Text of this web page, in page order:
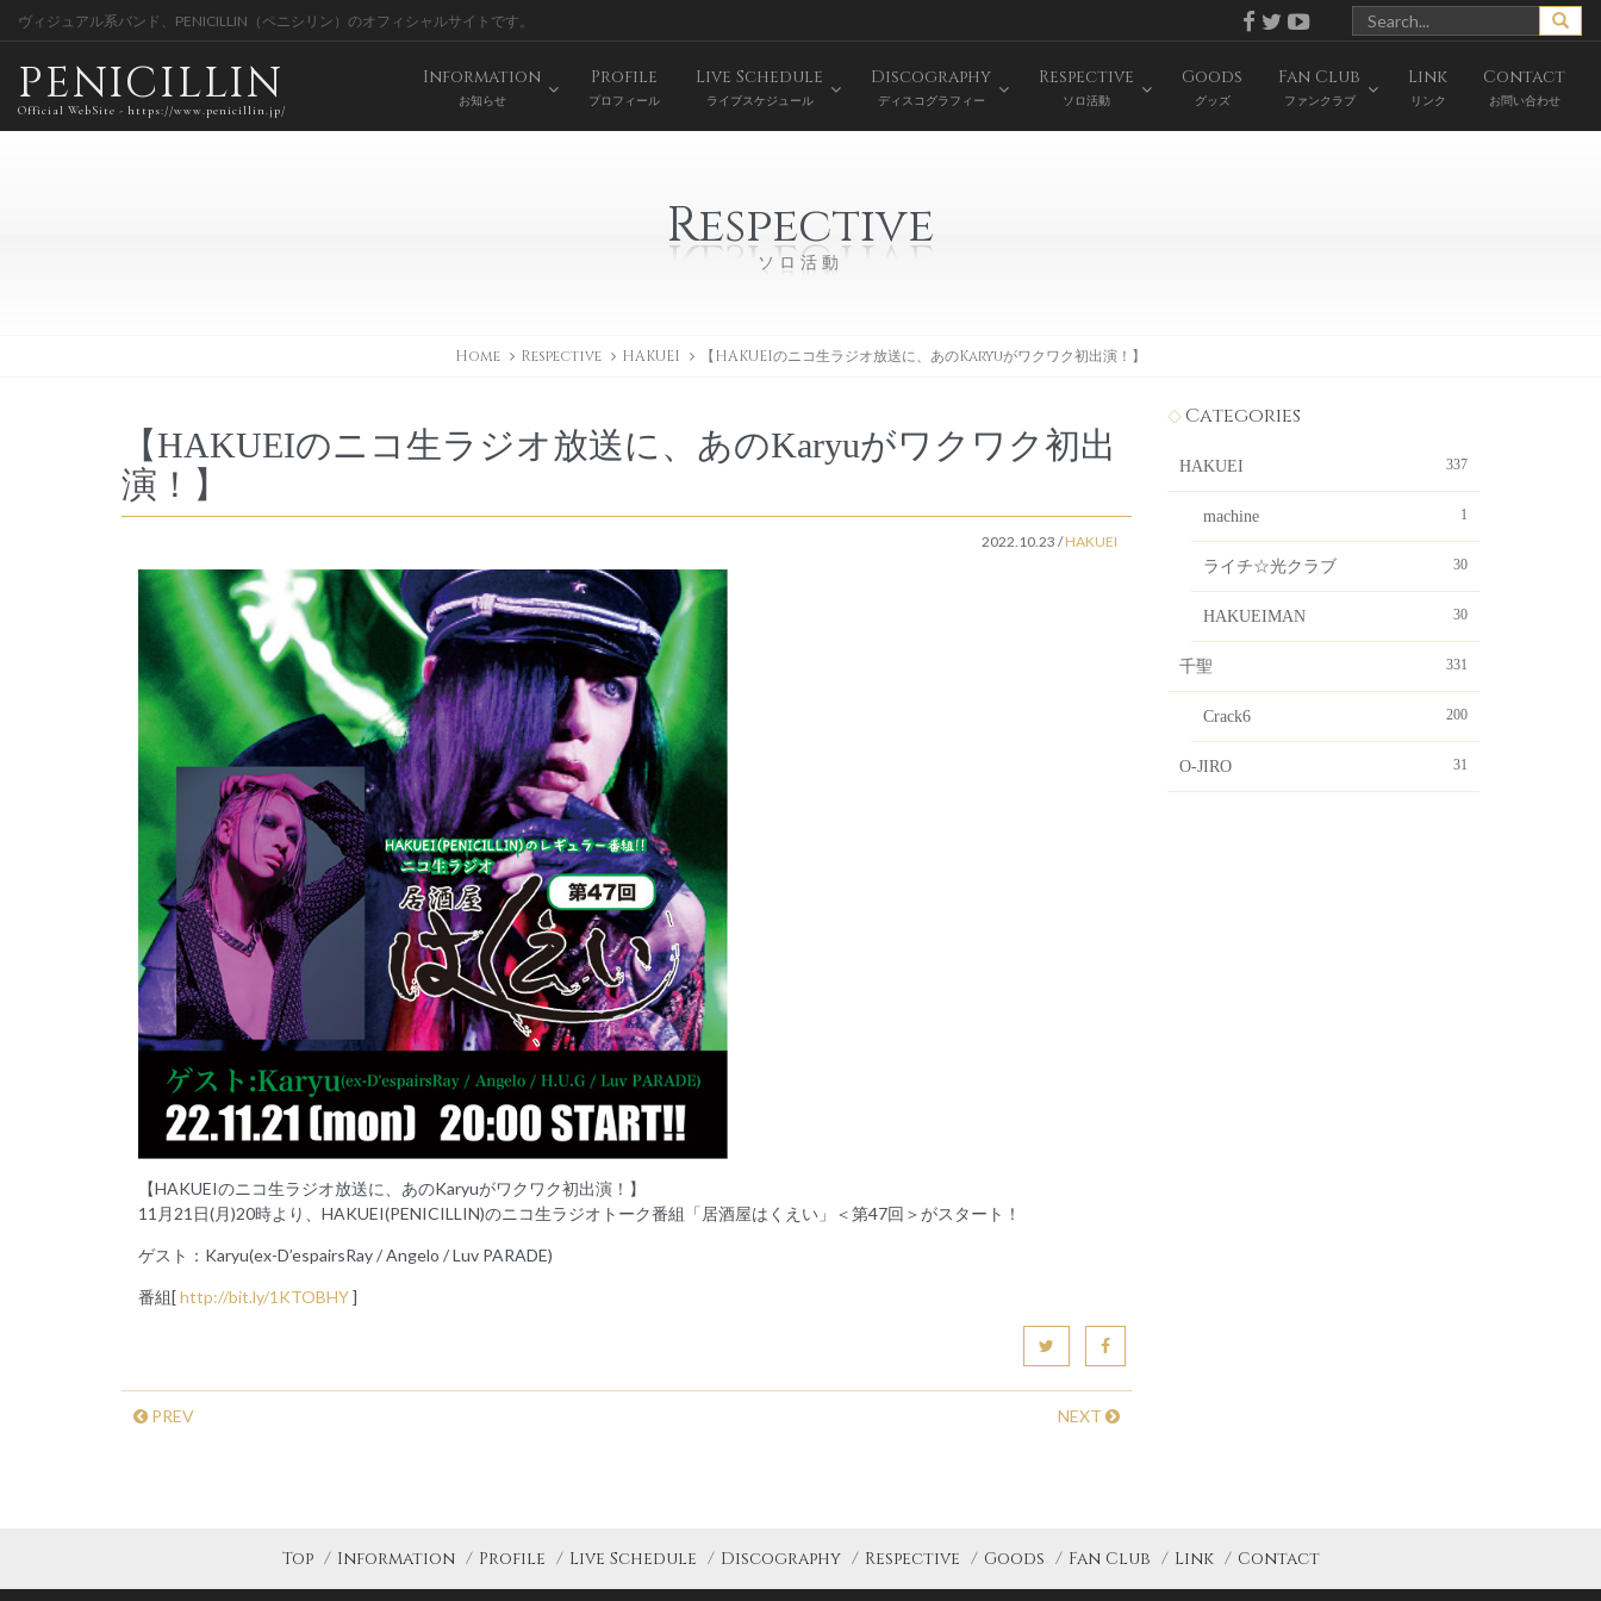
ヴィジュアル系バンド、PENICILLIN（ペニシリン）のオフィシャルサイトです。
PENICILLIN
Official WebSite - https://www.penicillin.jp/
Information
お知らせ
Profile
プロフィール
Live Schedule
ライブスケジュール
Discography
ディスコグラフィー
Respective
ソロ活動
Goods
グッズ
Fan Club
ファンクラブ
Link
リンク
Contact
お問い合わせ
Respective
ソロ活動
Home Respective HAKUEI 【HAKUEIのニコ生ラジオ放送に、あのKaryuがワクワク初出演！】
【HAKUEIのニコ生ラジオ放送に、あのKaryuがワクワク初出
演！】
2022.10.23 /HAKUEI
【HAKUEIのニコ生ラジオ放送に、あのKaryuがワクワク初出演！】
11月21日(月)20時より、HAKUEI(PENICILLIN)のニコ生ラジオトーク番組「居酒屋はくえい」＜第47回＞がスタート！
ゲスト：Karyu(ex-D’espairsRay / Angelo / Luv PARADE)
番組[http://bit.ly/1KTOBHY]
PREV NEXT
Categories
HAKUEI 337
machine 1
ライチ☆光クラブ 30
HAKUEIMAN 30
千聖 331
Crack6 200
O-JIRO 31
Top Information Profile Live Schedule Discography Respective Goods Fan Club Link Contact